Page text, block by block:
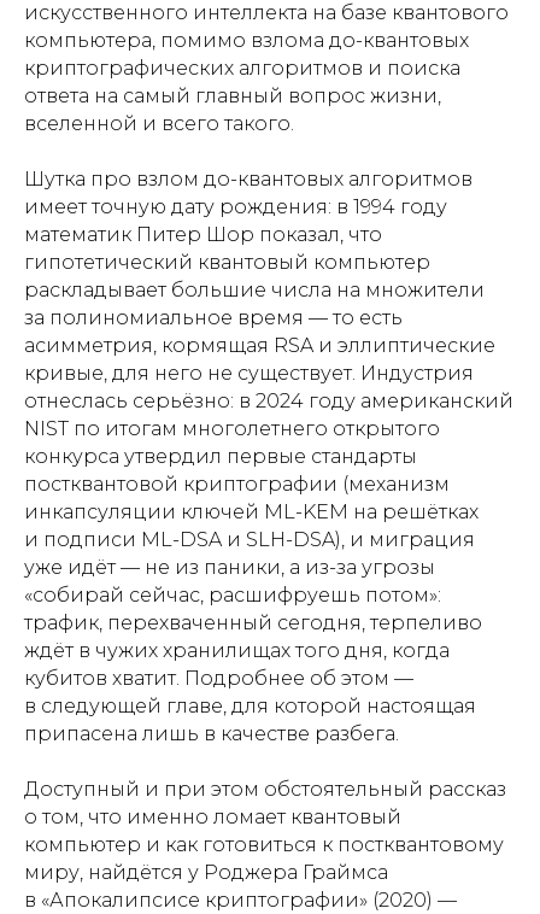
искусственного интеллекта на базе квантового
компьютера, помимо взлома до-квантовых
криптографических алгоритмов и поиска
ответа на самый главный вопрос жизни,
вселенной и всего такого.
Шутка про взлом до-квантовых алгоритмов
имеет точную дату рождения: в 1994 году
математик Питер Шор показал, что
гипотетический квантовый компьютер
раскладывает большие числа на множители
за полиномиальное время — то есть
асимметрия, кормящая RSA и эллиптические
кривые, для него не существует. Индустрия
отнеслась серьёзно: в 2024 году американский
NIST по итогам многолетнего открытого
конкурса утвердил первые стандарты
постквантовой криптографии (механизм
инкапсуляции ключей ML-KEM на решётках
и подписи ML-DSA и SLH-DSA), и миграция
уже идёт — не из паники, а из-за угрозы
«собирай сейчас, расшифруешь потом»:
трафик, перехваченный сегодня, терпеливо
ждёт в чужих хранилищах того дня, когда
кубитов хватит. Подробнее об этом —
в следующей главе, для которой настоящая
припасена лишь в качестве разбега.
Доступный и при этом обстоятельный рассказ
о том, что именно ломает квантовый
компьютер и как готовиться к постквантовому
миру, найдётся у Роджера Граймса
в «Апокалипсисе криптографии» (2020) —